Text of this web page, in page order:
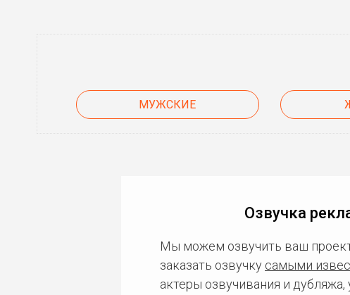
МУЖСКИЕ
Озвучка
Мы можем озвучить ваш
заказать озвучку самыми
актеры озвучивания и